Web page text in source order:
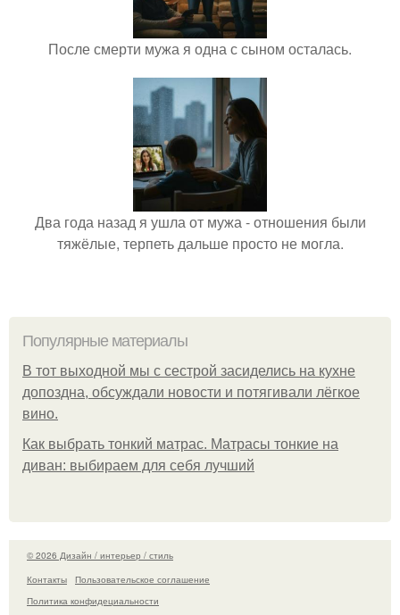
После смерти мужа я одна с сыном осталась.
Два года назад я ушла от мужа - отношения были
тяжёлые, терпеть дальше просто не могла.
Популярные материалы
В тот выходной мы с сестрой засиделись на кухне
допоздна, обсуждали новости и потягивали лёгкое
вино.
Как выбрать тонкий матрас. Матрасы тонкие на
диван: выбираем для себя лучший
© 2026 Дизайн / интерьер / стиль
Контакты
Пользовательское соглашение
Политика конфидециальности